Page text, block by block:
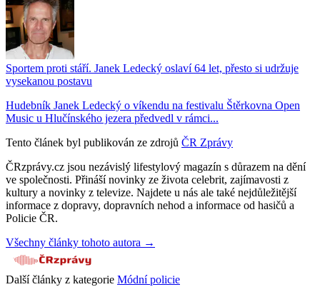
Sportem proti stáří. Janek Ledecký oslaví 64 let, přesto si udržuje
vysekanou postavu
Hudebník Janek Ledecký o víkendu na festivalu Štěrkovna Open
Music u Hlučínského jezera předvedl v rámci...
Tento článek byl publikován ze zdrojů ČR Zprávy
ČRzprávy.cz jsou nezávislý lifestylový magazín s důrazem na dění
ve společnosti. Přináší novinky ze života celebrit, zajímavosti z
kultury a novinky z televize. Najdete u nás ale také nejdůležitější
informace z dopravy, dopravních nehod a informace od hasičů a
Policie ČR.
Všechny články tohoto autora →
Další články z kategorie Módní policie